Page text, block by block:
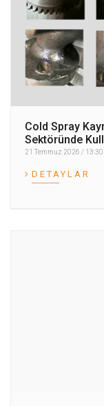
Cold Spray
Sektöründe
21 Temmuz 2026 / 13:30
DETAYLAR